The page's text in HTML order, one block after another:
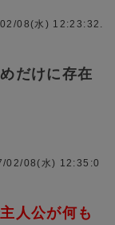
08(水) 12:23:32.
だけに存在
02/08(水) 12:35:0
人公が何も